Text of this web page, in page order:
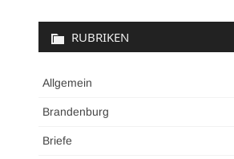
RUBRIKEN
Allgemein
Brandenburg
Briefe